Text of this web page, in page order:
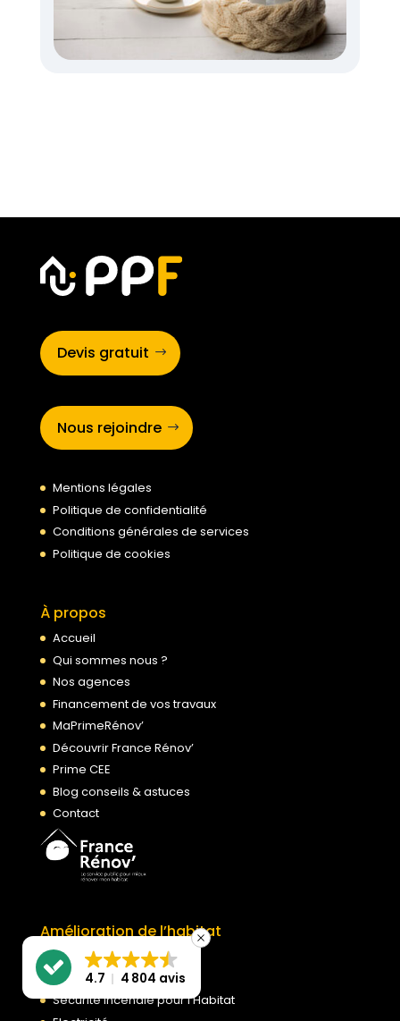
Devis gratuit
Nous rejoindre
Mentions légales
Politique de confidentialité
Conditions générales de services
Politique de cookies
À propos
Accueil
Qui sommes nous ?
Nos agences
Financement de vos travaux
MaPrimeRénov’
Découvrir France Rénov’
Prime CEE
Blog conseils & astuces
Contact
Amélioration de l’habitat
Toiture
Ventilation
Sécurité Incendie pour l’Habitat
4.7 4 804 avis